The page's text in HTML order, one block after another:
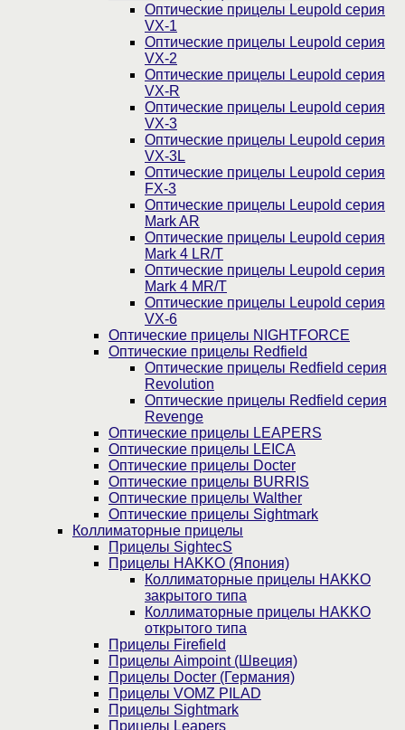
Оптические прицелы Leupold серия
VX-1
Оптические прицелы Leupold серия
VX-2
Оптические прицелы Leupold серия
VX-R
Оптические прицелы Leupold серия
VX-3
Оптические прицелы Leupold серия
VX-3L
Оптические прицелы Leupold серия
FX-3
Оптические прицелы Leupold серия
Mark AR
Оптические прицелы Leupold серия
Mark 4 LR/T
Оптические прицелы Leupold серия
Mark 4 MR/T
Оптические прицелы Leupold серия
VX-6
Оптические прицелы NIGHTFORCE
Оптические прицелы Redfield
Оптические прицелы Redfield серия
Revolution
Оптические прицелы Redfield серия
Revenge
Оптические прицелы LEAPERS
Оптические прицелы LEICA
Оптические прицелы Docter
Оптические прицелы BURRIS
Оптические прицелы Walther
Оптические прицелы Sightmark
Коллиматорные прицелы
Прицелы SightecS
Прицелы HAKKO (Япония)
Коллиматорные прицелы HAKKO
закрытого типа
Коллиматорные прицелы HAKKO
открытого типа
Прицелы Firefield
Прицелы Aimpoint (Швеция)
Прицелы Docter (Германия)
Прицелы VOMZ PILAD
Прицелы Sightmark
Прицелы Leapers